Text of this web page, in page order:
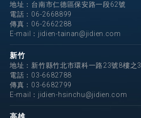
地址：台南市仁德區保安路一段62號
電話： 06-2668899
傳真：06-2662288
E-mail： jidien-tainan@jidien.com
新竹
地址：新竹縣竹北市環科一路23號8樓之3
電話： 03-6682788
傳真：03-6682799
E-mail： jidien-hsinchu@jidien.com